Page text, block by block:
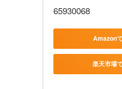
65930068
Amazon
楽天市場